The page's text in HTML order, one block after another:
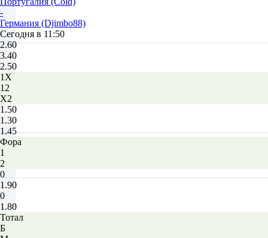
-
Германия (Djimbo88)
Сегодня в 11:50
2.60
3.40
2.50
1X
12
X2
1.50
1.30
1.45
Фора
1
2
0
1.90
0
1.80
Тотал
Б